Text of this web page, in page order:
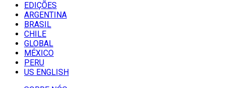
EDIÇÕES
ARGENTINA
BRASIL
CHILE
GLOBAL
MÉXICO
PERU
US ENGLISH